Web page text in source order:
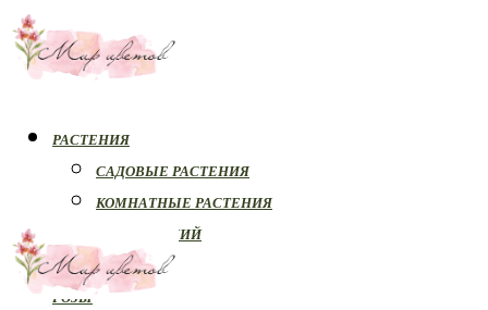
РАСТЕНИЯ
САДОВЫЕ РАСТЕНИЯ
КОМНАТНЫЕ РАСТЕНИЯ
БОЛЕЗНИ РАСТЕНИЙ
ОРХИДЕИ
РОЗЫ